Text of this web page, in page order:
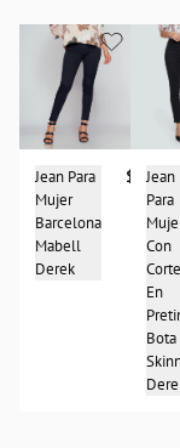
Importador:
BAGUER
Cuidado y Lavado
lavar en maquina, no
secar con colores
Composición:
98%algodón-2%spandex
Jean Para
Mujer
Barcelona
Mabell
Derek
$327.900
Jean
Para
Con
Corte
En
Bota